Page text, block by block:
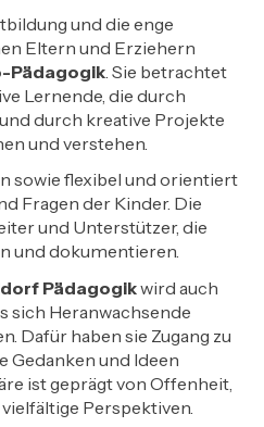
und die enge
Eltern und Erziehern
Pädagogik. Sie betrachtet
Lernende, die durch
durch kreative Projekte
und verstehen.
sowie flexibel und orientiert
Fragen der Kinder. Die
und Unterstützer, die
und dokumentieren.
Pädagogikwird auch
sich Heranwachsende
Dafür haben sie Zugang zu
Gedanken und Ideen
ist geprägt von Offenheit,
Perspektiven.